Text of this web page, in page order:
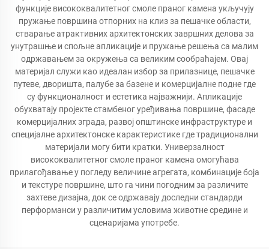
функције висококвалитетног смоле праног камена укључују
пружање површина отпорних на клиз за пешачке области,
стварање атрактивних архитектонских завршних делова за
унутрашње и спољне апликације и пружање решења са малим
одржавањем за окружења са великим сообраћајем. Овај
материјал служи као идеалан избор за прилазнице, пешачке
путеве, дворишта, палубе за базене и комерцијалне подне где
су функционалност и естетика најважнији. Апликације
обухватају пројекте стамбеног уређивања површине, фасаде
комерцијалних зграда, развој општинске инфраструктуре и
специјалне архитектонске карактеристике где традиционални
материјали могу бити кратки. Универзалност
висококвалитетног смоле праног камена омогућава
прилагођавање у погледу величине агрегата, комбинације боја
и текстуре површине, што га чини погодним за различите
захтеве дизајна, док се одржавају доследни стандарди
перформанси у различитим условима животне средине и
сценаријама употребе.